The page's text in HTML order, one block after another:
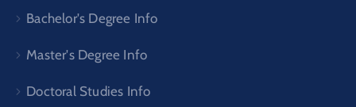
Bachelor's Degree Info
Master's Degree Info
Doctoral Studies Info